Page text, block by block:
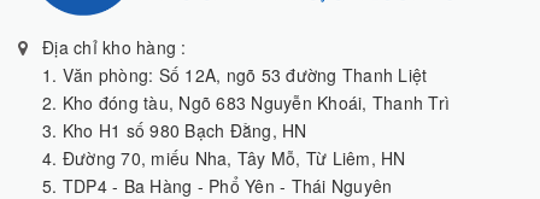
Địa chỉ kho hàng :
1. Văn phòng: Số 12A, ngõ 53 đường Thanh Liệt
2. Kho đóng tàu, Ngõ 683 Nguyễn Khoái, Thanh Trì
3. Kho H1 số 980 Bạch Đằng, HN
4. Đường 70, miếu Nha, Tây Mỗ, Từ Liêm, HN
5. TDP4 - Ba Hàng - Phổ Yên - Thái Nguyên